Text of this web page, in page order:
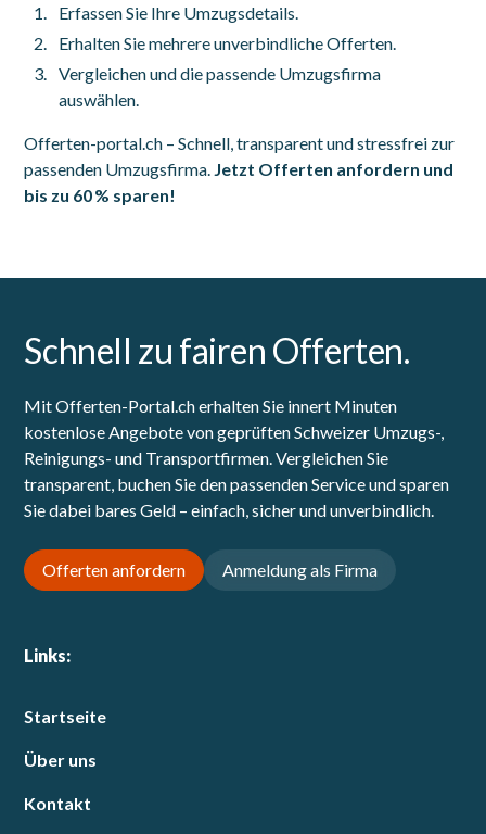
Erfassen Sie Ihre Umzugsdetails.
Erhalten Sie mehrere unverbindliche Offerten.
Vergleichen und die passende Umzugsfirma
auswählen.
Offerten-portal.ch – Schnell, transparent und stressfrei zur
passenden Umzugsfirma. Jetzt Offerten anfordern und
bis zu 60 % sparen!
Schnell zu fairen Offerten.
Mit Offerten-Portal.ch erhalten Sie innert Minuten
kostenlose Angebote von geprüften Schweizer Umzugs-,
Reinigungs- und Transportfirmen. Vergleichen Sie
transparent, buchen Sie den passenden Service und sparen
Sie dabei bares Geld – einfach, sicher und unverbindlich.
Offerten anfordern Anmeldung als Firma
Links:
Startseite
Über uns
Kontakt